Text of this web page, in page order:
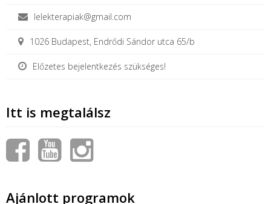
lelekterapiak@gmail.com
1026 Budapest, Endrődi Sándor utca 65/b
Előzetes bejelentkezés szükséges!
Itt is megtalálsz
Ajánlott programok